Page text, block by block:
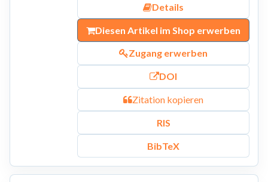
Details
Diesen Artikel im Shop erwerben
Zugang erwerben
DOI
Zitation kopieren
RIS
BibTeX